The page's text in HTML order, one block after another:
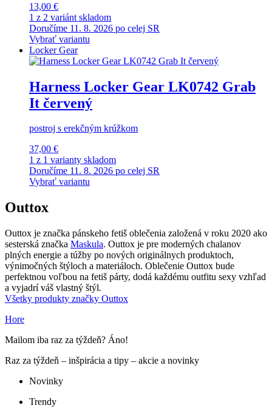
13,00 €
1 z 2 variánt skladom
Doručíme 11. 8. 2026 po celej SR
Vybrať variantu
Locker Gear
Harness Locker Gear LK0742 Grab
It červený
postroj s erekčným krúžkom
37,00 €
1 z 1 varianty skladom
Doručíme 11. 8. 2026 po celej SR
Vybrať variantu
Outtox
Outtox je značka pánskeho fetiš oblečenia založená v roku 2020 ako
sesterská značka Maskula. Outtox je pre moderných chalanov
plných energie a túžby po nových originálnych produktoch,
výnimočných štýloch a materiáloch. Oblečenie Outtox bude
perfektnou voľbou na fetiš párty, dodá každému outfitu sexy vzhľad
a vyjadrí váš vlastný štýl.
Všetky produkty značky Outtox
Hore
Mailom iba raz za týždeň? Áno!
Raz za týždeň – inšpirácia a tipy – akcie a novinky
Novinky
Trendy